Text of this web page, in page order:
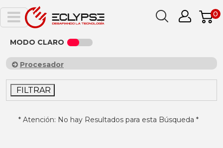
0
MODO CLARO
Procesador
FILTRAR
* Atención: No hay Resultados para esta Búsqueda *